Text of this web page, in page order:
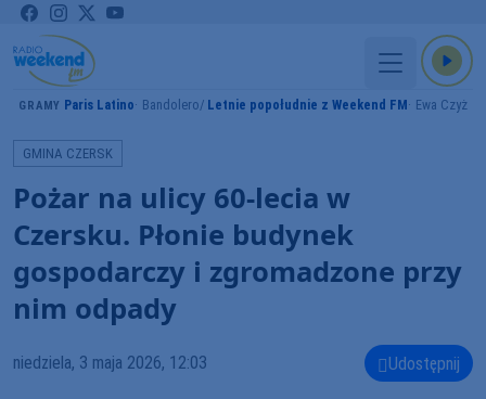
GRAMY Paris Latino Bandolero Letnie popołudnie z Weekend FM Ewa Czyż
GMINA CZERSK
Pożar na ulicy 60-lecia w
Czersku. Płonie budynek
gospodarczy i zgromadzone przy
nim odpady
niedziela, 3 maja 2026, 12:03 Udostępnij